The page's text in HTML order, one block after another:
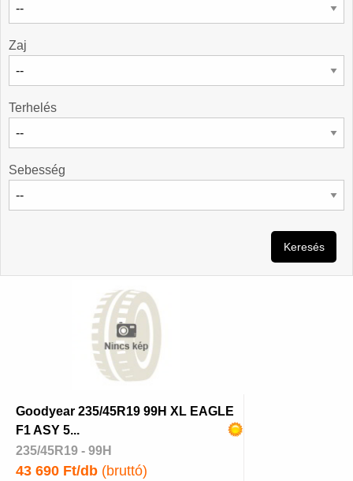
Zaj
Terhelés
Sebesség
Keresés
Goodyear 235/45R19 99H XL EAGLE
F1 ASY 5...
235/45R19 - 99H
43 690 Ft/db (bruttó)